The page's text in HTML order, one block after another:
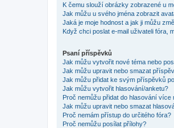
K čemu slouží obrázky zobrazené u
Jak můžu u svého jména zobrazit
Jaká je moje hodnost a jak ji můžu
Když chci poslat e-mail uživateli fóra,
Psaní příspěvků
Jak můžu vytvořit nové téma nebo
Jak můžu upravit nebo smazat
Jak můžu přidat ke svým příspěvků
Jak můžu vytvořit hlasování/anketu?
Proč nemůžu přidat do hlasování více
Jak můžu upravit nebo smazat
Proč nemám přístup do určitého fóra?
Proč nemůžu posílat přílohy?